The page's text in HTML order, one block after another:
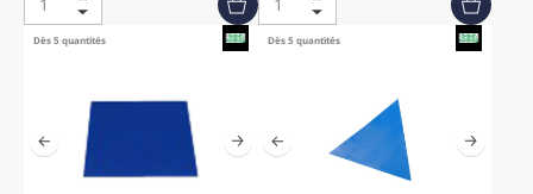
Dès 5 quantités Dès 5 quantités